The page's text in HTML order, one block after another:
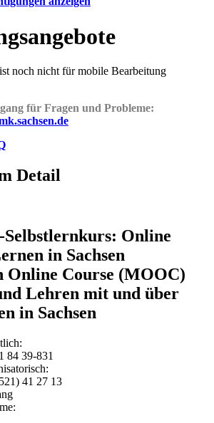
noch nicht für mobile Bearbeitung
für Fragen und Probleme:
Detail
Selbstlernkurs: Online
in Sachsen
Online Course (MOOC)
Lehren mit und über
in Sachsen
84 39-831
41 27 13